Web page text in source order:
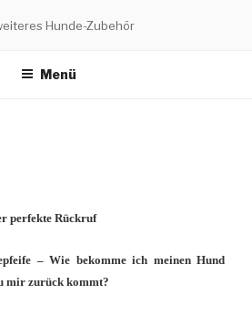
Hunde-Zubehör
Menü
perfekte Rückruf
– Wie bekomme ich meinen Hund
mir zurück kommt?